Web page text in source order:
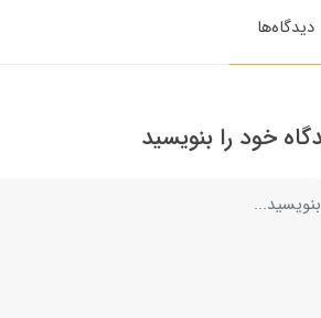
دیدگاه‌ها
خود را بنویسید